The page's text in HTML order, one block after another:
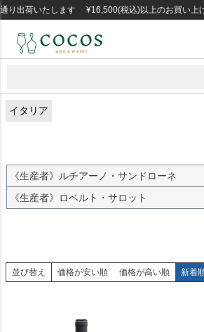
出荷いたします ¥16,500(税込)以上のお買い上げ
イタリア
《生産者》ルチアーノ・サンドローネ
《生産者》ロベルト・サロット
並び替え 価格が安い順 価格が高い順 新着